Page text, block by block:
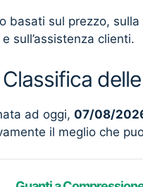
basati sul prezzo,
sull’assistenza clienti.
ad oggi, 07/08/
il meglio che